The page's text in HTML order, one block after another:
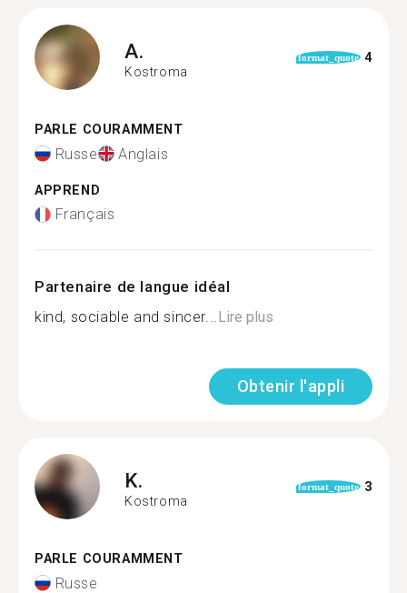
A.
Kostroma
format_quote 4
PARLE COURAMMENT
Russe Anglais
APPREND
Français
Partenaire de langue idéal
kind, sociable and sincer...Lire plus
Obtenir l'appli
K.
Kostroma
format_quote 3
PARLE COURAMMENT
Russe